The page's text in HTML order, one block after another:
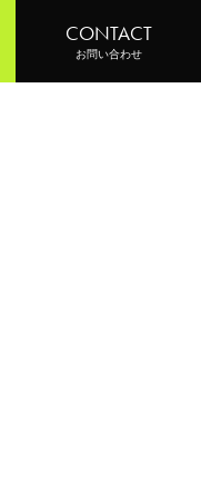
CONTACT
お問い合わせ